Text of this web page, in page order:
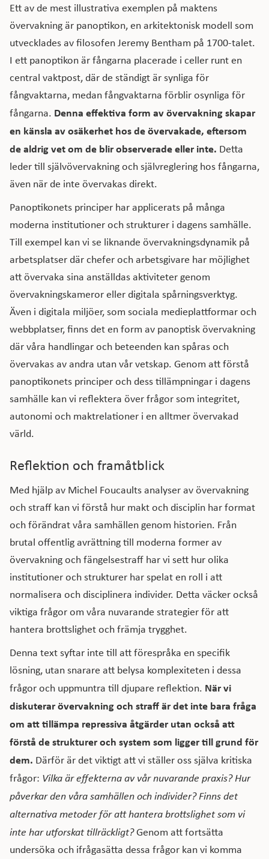
Ett av de mest illustrativa exemplen på maktens
övervakning är panoptikon, en arkitektonisk modell som
utvecklades av filosofen Jeremy Bentham på 1700-talet.
I ett panoptikon är fångarna placerade i celler runt en
central vaktpost, där de ständigt är synliga för
fångvaktarna, medan fångvaktarna förblir osynliga för
fångarna. Denna effektiva form av övervakning skapar
en känsla av osäkerhet hos de övervakade, eftersom
de aldrig vet om de blir observerade eller inte. Detta
leder till självövervakning och självreglering hos fångarna,
även när de inte övervakas direkt.
Panoptikonets principer har applicerats på många
moderna institutioner och strukturer i dagens samhälle.
Till exempel kan vi se liknande övervakningsdynamik på
arbetsplatser där chefer och arbetsgivare har möjlighet
att övervaka sina anställdas aktiviteter genom
övervakningskameror eller digitala spårningsverktyg.
Även i digitala miljöer, som sociala medieplattformar och
webbplatser, finns det en form av panoptisk övervakning
där våra handlingar och beteenden kan spåras och
övervakas av andra utan vår vetskap. Genom att förstå
panoptikonets principer och dess tillämpningar i dagens
samhälle kan vi reflektera över frågor som integritet,
autonomi och maktrelationer i en alltmer övervakad
värld.
Reflektion och framåtblick
Med hjälp av Michel Foucaults analyser av övervakning
och straff kan vi förstå hur makt och disciplin har format
och förändrat våra samhällen genom historien. Från
brutal offentlig avrättning till moderna former av
övervakning och fängelsestraff har vi sett hur olika
institutioner och strukturer har spelat en roll i att
normalisera och disciplinera individer. Detta väcker också
viktiga frågor om våra nuvarande strategier för att
hantera brottslighet och främja trygghet.
Denna text syftar inte till att förespråka en specifik
lösning, utan snarare att belysa komplexiteten i dessa
frågor och uppmuntra till djupare reflektion. När vi
diskuterar övervakning och straff är det inte bara fråga
om att tillämpa repressiva åtgärder utan också att
förstå de strukturer och system som ligger till grund för
dem. Därför är det viktigt att vi ställer oss själva kritiska
frågor: Vilka är effekterna av vår nuvarande praxis? Hur
påverkar den våra samhällen och individer? Finns det
alternativa metoder för att hantera brottslighet som vi
inte har utforskat tillräckligt?Genom att fortsätta
undersöka och ifrågasätta dessa frågor kan vi komma